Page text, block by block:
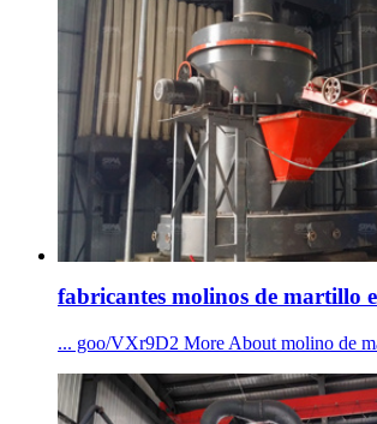
fabricantes molinos de martillo
... goo/VXr9D2 More About molino de